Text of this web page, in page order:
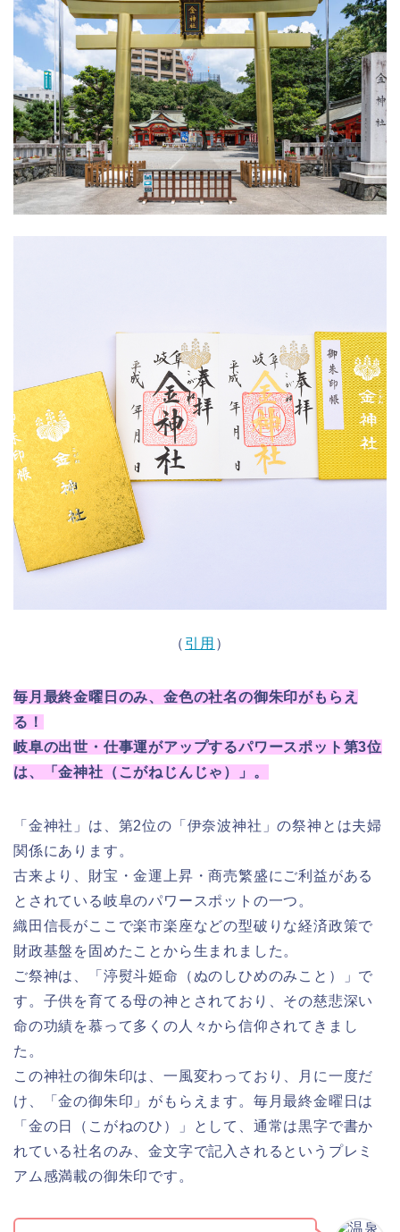
（ 引用 ）
毎月最終金曜日のみ、金色の社名の御朱印がもらえ
る！
岐阜の出世・仕事運がアップするパワースポット第3位
は、「金神社（こがねじんじゃ）」。
「金神社」は、第2位の「伊奈波神社」の祭神とは夫婦
関係にあります。
古来より、財宝・金運上昇・商売繁盛にご利益がある
とされている岐阜のパワースポットの一つ。
織田信長がここで楽市楽座などの型破りな経済政策で
財政基盤を固めたことから生まれました。
ご祭神は、「渟熨斗姫命（ぬのしひめのみこと）」で
す。子供を育てる母の神とされており、その慈悲深い
命の功績を慕って多くの人々から信仰されてきまし
た。
この神社の御朱印は、一風変わっており、月に一度だ
け、「金の御朱印」がもらえます。毎月最終金曜日は
「金の日（こがねのひ）」として、通常は黒字で書か
れている社名のみ、金文字で記入されるというプレミ
アム感満載の御朱印です。